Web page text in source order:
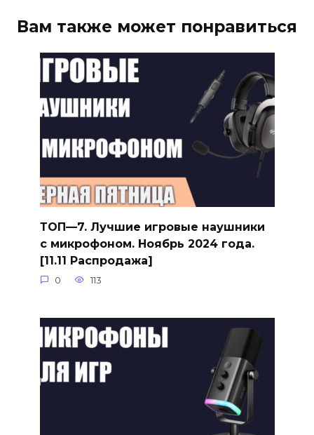
Вам также может понравиться
ТОП—7. Лучшие игровые наушники
с микрофоном. Ноябрь 2024 года.
[11.11 Распродажа]
0 113